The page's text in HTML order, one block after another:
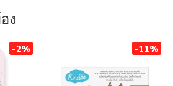
ง
-2% -11%